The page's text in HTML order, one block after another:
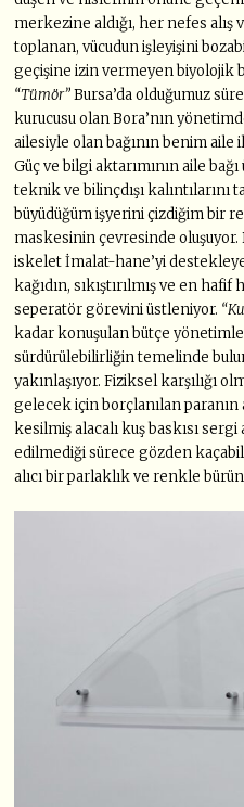
merkezine aldığı, her nefes alış
toplanan, vücudun işleyişini
geçişine izin vermeyen biyolojik
“Tümör”Bursa’da olduğumuz
kurucusu olan Bora’nın
ailesiyle olan bağının benim aile
Güç ve bilgi aktarımının aile
teknik ve bilinçdışı kalıntılarını
büyüdüğüm işyerini çizdiğim bir
maskesinin çevresinde oluşuyor.
iskelet İmalat-hane’yi
kağıdın, sıkıştırılmış ve en
seperatör görevini üstleniyor.
kadar konuşulan bütçe
sürdürülebilirliğin temelinde
yakınlaşıyor. Fiziksel karşılığı
gelecek için borçlanılan
kesilmiş alacalı kuş baskısı
edilmediği sürece gözden
alıcı bir parlaklık ve renkle